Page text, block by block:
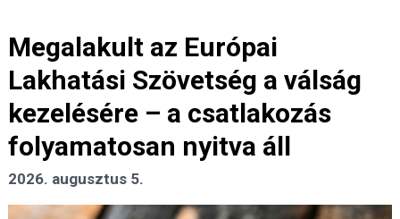
Megalakult az Európai
Lakhatási Szövetség a válság
kezelésére – a csatlakozás
folyamatosan nyitva áll
2026. augusztus 5.